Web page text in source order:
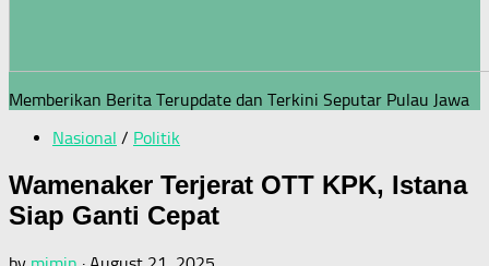
Memberikan Berita Terupdate dan Terkini Seputar Pulau Jawa
Nasional / Politik
Wamenaker Terjerat OTT KPK, Istana
Siap Ganti Cepat